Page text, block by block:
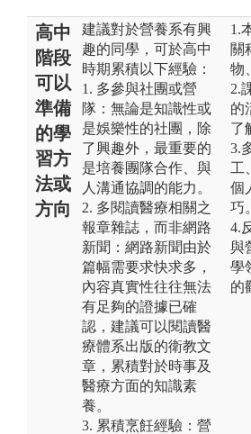
高中
階段
可以
準備
的學
習方
法或
方向
建議對於營養系有興
趣的同學，可於高中
時期累積以下經驗：
1. 多參與社團或營
隊：無論是知識性或
是娛樂性的社團，除
了興趣外，最重要的
是培養團隊合作、與
人溝通協調的能力。
2. 多閱讀醫療相關之
報章雜誌，而非網路
新聞：網路新聞由於
篇幅需要求快求多，
內容真實性往往無法
有足夠的證據已確
認，建議可以閱讀醫
療體系出版的衛教文
章，累積對於時事及
醫療方面的知識素
養。
3. 累積烹飪經驗：營
1.
關
物
2.
的
了
3.
工
個
巧。
4.
與
學
的